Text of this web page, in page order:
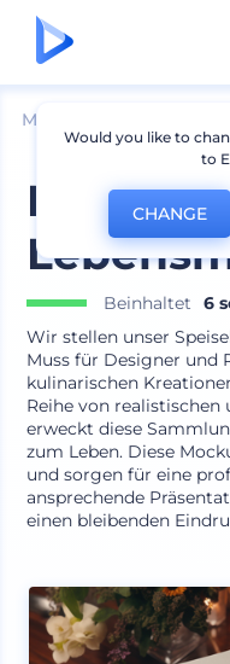
Mockups
Menü-
Beinhaltet
6
Wir stellen unser
Muss für Designer und
kulinarischen
Reihe von
erweckt diese
zum Leben. Diese
und sorgen für eine
ansprechende
einen bleibenden
Would you like to
to
CHANGE